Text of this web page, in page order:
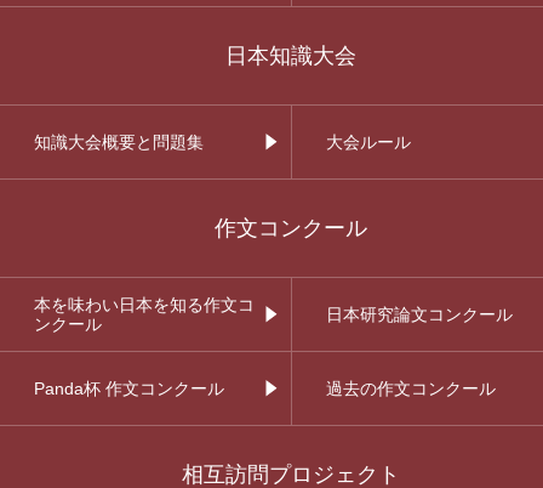
日本知識大会
知識大会概要と問題集 大会ルール
作文コンクール
本を味わい日本を知る作文コ
ンクール
日本研究論文コンクール
Panda杯 作文コンクール 過去の作文コンクール
相互訪問プロジェクト